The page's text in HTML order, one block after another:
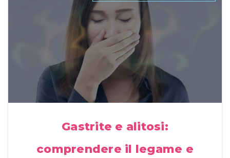
Gastrite e alitosi:
comprendere il legame e